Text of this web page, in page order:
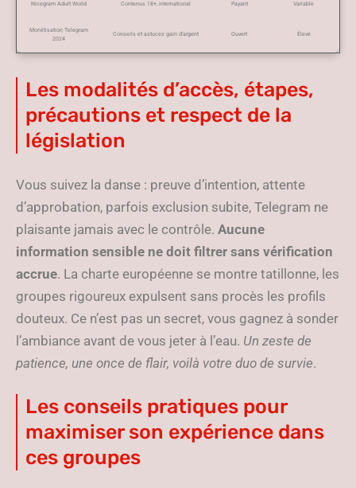
Nicegram Adult World Contenus 18+, international Payant Variable
Monétisation Telegram
2024
Conseils et astuces gain d’argent Ouvert Élevé
Les modalités d’accès, étapes,
précautions et respect de la
législation
Vous suivez la danse : preuve d’intention, attente
d’approbation, parfois exclusion subite, Telegram ne
plaisante jamais avec le contrôle. Aucune
information sensible ne doit filtrer sans vérification
accrue. La charte européenne se montre tatillonne, les
groupes rigoureux expulsent sans procès les profils
douteux. Ce n’est pas un secret, vous gagnez à sonder
l’ambiance avant de vous jeter à l’eau. Un zeste de
patience, une once de flair, voilà votre duo de survie.
Les conseils pratiques pour
maximiser son expérience dans
ces groupes